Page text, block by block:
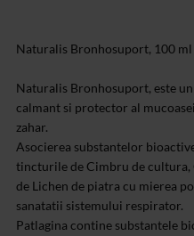
Naturalis Bronhosuport, 100 ml
Naturalis Bronhosuport, este
calmant si protector al
zahar.
Asocierea substantelor
tincturile de Cimbru de
de Lichen de piatra cu mierea
sanatatii sistemului respirator.
Patlagina contine substantele